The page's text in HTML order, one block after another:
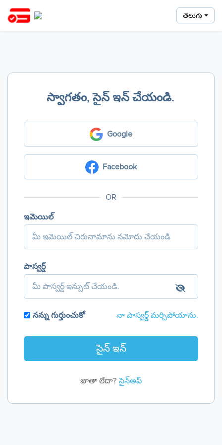
తెలుగు
స్వాగతం, సైన్ ఇన్ చేయండి.
Google
Facebook
OR
ఇమెయిల్
పాస్వర్డ్
నన్ను గుర్తుంచుకో నా పాస్వర్డ్ మర్చిపోయాను.
ఖాతా లేదా? సైన్అప్